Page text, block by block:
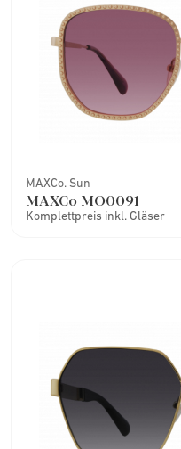
MAXCo. Sun
MAXCo MO0091
Komplettpreis inkl. Gläser